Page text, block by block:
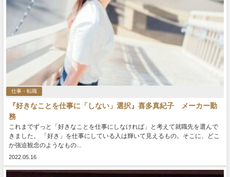
仕事・転職
『好きなことを仕事に「しない」選択』喜多真紀子 メーカー勤
務
これまでずっと「好きなことを仕事にしなければ」と考えて就職先を選んで
きました。 「好き」を仕事にしている人は輝いて見えるもの。そこに、どこ
か強迫観念のようなもの...
2022.05.16